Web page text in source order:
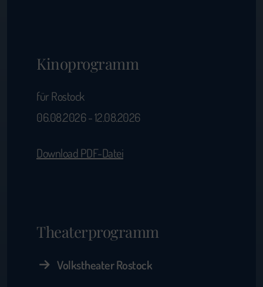
Kinoprogramm
für Rostock
06.08.2026 - 12.08.2026
Download PDF-Datei
Theaterprogramm
Volkstheater Rostock